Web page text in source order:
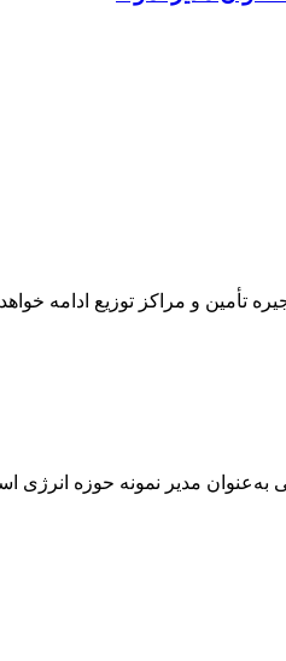
و نظارت مستمر با ۱۲ تیم بازرسی کشیک شبانه‌روزی بر زنجیره
مدیر نمونه حوزه انرژی